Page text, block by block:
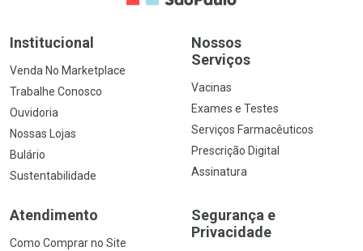
Institucional
Venda No Marketplace
Trabalhe Conosco
Ouvidoria
Nossas Lojas
Bulário
Sustentabilidade
Nossos
Serviços
Vacinas
Exames e Testes
Serviços Farmacêuticos
Prescrição Digital
Assinatura
Atendimento
Como Comprar no Site
Segurança e
Privacidade